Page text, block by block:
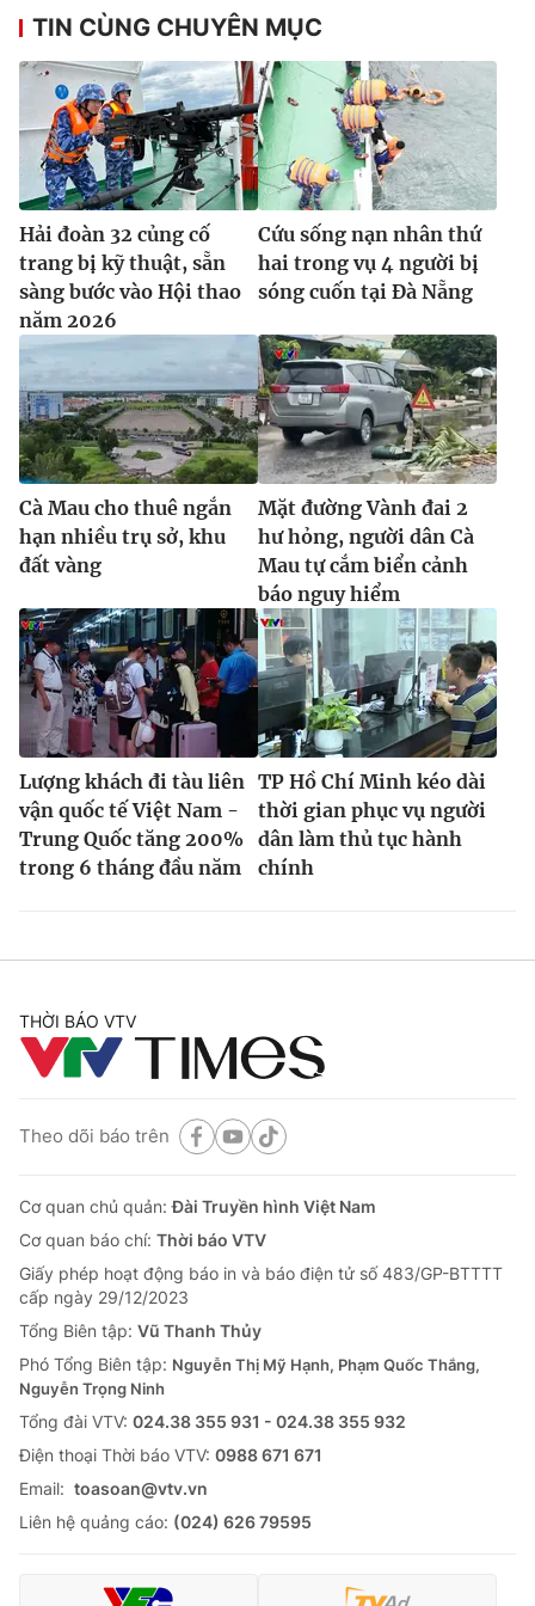
TIN CÙNG CHUYÊN MỤC
Hải đoàn 32 củng cố
trang bị kỹ thuật, sẵn
sàng bước vào Hội thao
năm 2026
Cứu sống nạn nhân thứ
hai trong vụ 4 người bị
sóng cuốn tại Đà Nẵng
Cà Mau cho thuê ngắn
hạn nhiều trụ sở, khu
đất vàng
Mặt đường Vành đai 2
hư hỏng, người dân Cà
Mau tự cắm biển cảnh
báo nguy hiểm
Lượng khách đi tàu liên
vận quốc tế Việt Nam -
Trung Quốc tăng 200%
trong 6 tháng đầu năm
TP Hồ Chí Minh kéo dài
thời gian phục vụ người
dân làm thủ tục hành
chính
THỜI BÁO VTV
Theo dõi báo trên
Cơ quan chủ quản:Đài Truyền hình Việt Nam
Cơ quan báo chí: Thời báo VTV
Giấy phép hoạt động báo in và báo điện tử số 483/GP-BTTTT
cấp ngày 29/12/2023
Tổng Biên tập: Vũ Thanh Thủy
Phó Tổng Biên tập: Nguyễn Thị Mỹ Hạnh, Phạm Quốc Thắng,
Nguyễn Trọng Ninh
Tổng đài VTV: 024.38 355 931 - 024.38 355 932
Ðiện thoại Thời báo VTV: 0988 671 671
Email: toasoan@vtv.vn
Liên hệ quảng cáo: (024) 626 79595